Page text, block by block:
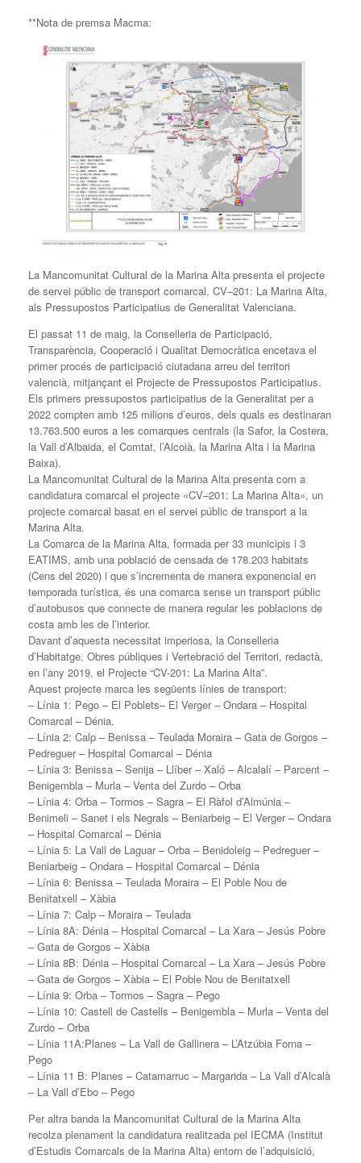
**Nota de premsa Macma:
La Mancomunitat Cultural de la Marina Alta presenta el projecte
de servei públic de transport comarcal, CV–201: La Marina Alta,
als Pressupostos Participatius de Generalitat Valenciana.
El passat 11 de maig, la Conselleria de Participació,
Transparència, Cooperació i Qualitat Democràtica encetava el
primer procés de participació ciutadana arreu del territori
valencià, mitjançant el Projecte de Pressupostos Participatius.
Els primers pressupostos participatius de la Generalitat per a
2022 compten amb 125 milions d’euros, dels quals es destinaran
13.763.500 euros a les comarques centrals (la Safor, la Costera,
la Vall d’Albaida, el Comtat, l’Alcoià, la Marina Alta i la Marina
Baixa).
La Mancomunitat Cultural de la Marina Alta presenta com a
candidatura comarcal el projecte «CV–201: La Marina Alta», un
projecte comarcal basat en el servei públic de transport a la
Marina Alta.
La Comarca de la Marina Alta, formada per 33 municipis i 3
EATIMS, amb una població de censada de 178.203 habitats
(Cens del 2020) i que s’incrementa de manera exponencial en
temporada turística, és una comarca sense un transport públic
d’autobusos que connecte de manera regular les poblacions de
costa amb les de l’interior.
Davant d’aquesta necessitat imperiosa, la Conselleria
d’Habitatge, Obres públiques i Vertebració del Territori, redactà,
en l’any 2019, el Projecte “CV-201: La Marina Alta”.
Aquest projecte marca les següents línies de transport:
– Línia 1: Pego – El Poblets– El Verger – Ondara – Hospital
Comarcal – Dénia.
– Línia 2: Calp – Benissa – Teulada Moraira – Gata de Gorgos –
Pedreguer – Hospital Comarcal – Dénia
– Línia 3: Benissa – Senija – Llíber – Xaló – Alcalalí – Parcent –
Benigembla – Murla – Venta del Zurdo – Orba
– Línia 4: Orba – Tormos – Sagra – El Ràfol d’Almúnia –
Benimeli – Sanet i els Negrals – Beniarbeig – El Verger – Ondara
– Hospital Comarcal – Dénia
– Línia 5: La Vall de Laguar – Orba – Benidoleig – Pedreguer –
Beniarbeig – Ondara – Hospital Comarcal – Dénia
– Línia 6: Benissa – Teulada Moraira – El Poble Nou de
Benitatxell – Xàbia
– Línia 7: Calp – Moraira – Teulada
– Línia 8A: Dénia – Hospital Comarcal – La Xara – Jesús Pobre
– Gata de Gorgos – Xàbia
– Línia 8B: Dénia – Hospital Comarcal – La Xara – Jesús Pobre
– Gata de Gorgos – Xàbia – El Poble Nou de Benitatxell
– Línia 9: Orba – Tormos – Sagra – Pego
– Línia 10: Castell de Castells – Benigembla – Murla – Venta del
Zurdo – Orba
– Línia 11A:Planes – La Vall de Gallinera – L’Atzúbia Forna –
Pego
– Línia 11 B: Planes – Catamarruc – Margarida – La Vall d’Alcalà
– La Vall d’Ebo – Pego
Per altra banda la Mancomunitat Cultural de la Marina Alta
recolza plenament la candidatura realitzada pel IECMA (Institut
d’Estudis Comarcals de la Marina Alta) entorn de l’adquisició,